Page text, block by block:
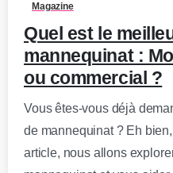
Magazine
Quel est le
mannequinat :
ou commercial ?
Vous êtes-vous déjà
de mannequinat ? Eh
article, nous allons